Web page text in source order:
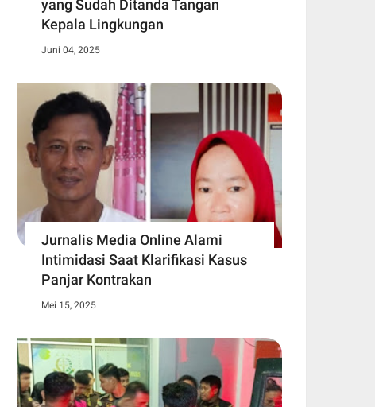
yang Sudah Ditanda Tangan
Kepala Lingkungan
Juni 04, 2025
Jurnalis Media Online Alami
Intimidasi Saat Klarifikasi Kasus
Panjar Kontrakan
Mei 15, 2025